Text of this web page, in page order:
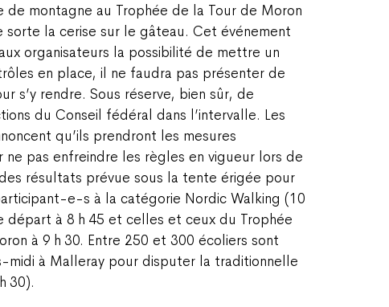
de montagne au Trophée de la Tour de Moron
la cerise sur le gâteau. Cet événement
organisateurs la possibilité de mettre un
en place, il ne faudra pas présenter de
s’y rendre. Sous réserve, bien sûr, de
du Conseil fédéral dans l’intervalle. Les
qu’ils prendront les mesures
ne pas enfreindre les règles en vigueur lors de
résultats prévue sous la tente érigée pour
e-s à la catégorie Nordic Walking (10
départ à 8 h 45 et celles et ceux du Trophée
à 9 h 30. Entre 250 et 300 écoliers sont
midi à Malleray pour disputer la traditionnelle
30).